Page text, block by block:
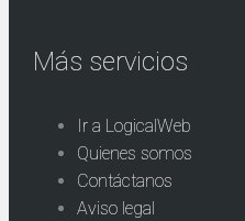
Más servicios
Ir a LogicalWeb
Quienes somos
Contáctanos
Aviso legal